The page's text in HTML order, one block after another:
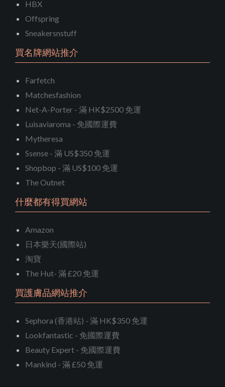
HBX
Offspring
Sneakersnstuff
買名牌網站推介
Farfetch
Matchesfashion
Net-A-Porter - 滿 HK$2500 免運
Luisaviaroma - 免國際運費
Mytheresa
Ssense - 滿 US$350 免運
Shopbop - 滿 US$100 免運
The Outnet
什麼都有得買網站
Amazon
日本樂天(國際站)
淘寶
The Hut- 滿 £20 免運
買護膚品網站推介
Sephora (香港站) - 滿 HK$350 免運
Lookfantastic - 免國際運費
Beauty Expert - 免國際運費
Mankind - 滿 £50 免運